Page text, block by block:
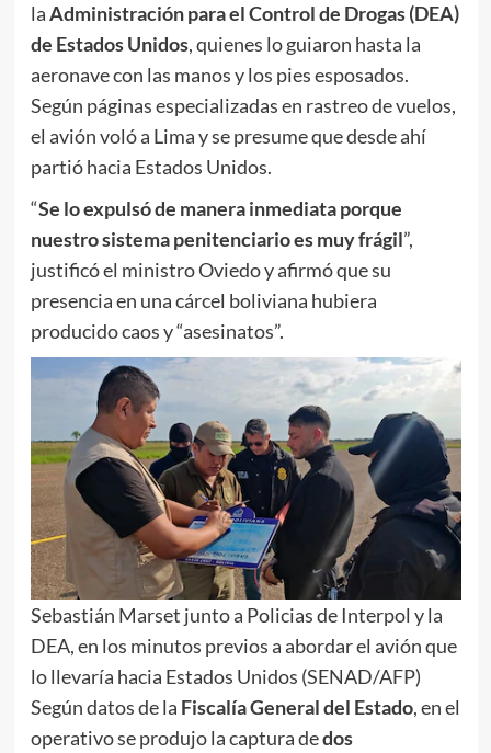
laAdministración para el Control de Drogas (DEA)
de Estados Unidos, quienes lo guiaron hasta la
aeronave con las manos y los pies esposados.
Según páginas especializadas en rastreo de vuelos,
el avión voló a Lima y se presume que desde ahí
partió hacia Estados Unidos.
“Se lo expulsó de manera inmediata porque
nuestro sistema penitenciario es muy frágil”,
justificó el ministro Oviedo y afirmó que su
presencia en una cárcel boliviana hubiera
producido caos y “asesinatos”.
Sebastián Marset junto a Policias de Interpol y la
DEA, en los minutos previos a abordar el avión que
lo llevaría hacia Estados Unidos (SENAD/AFP)
Según datos de la Fiscalía General del Estado, en el
operativo se produjo la captura dedos